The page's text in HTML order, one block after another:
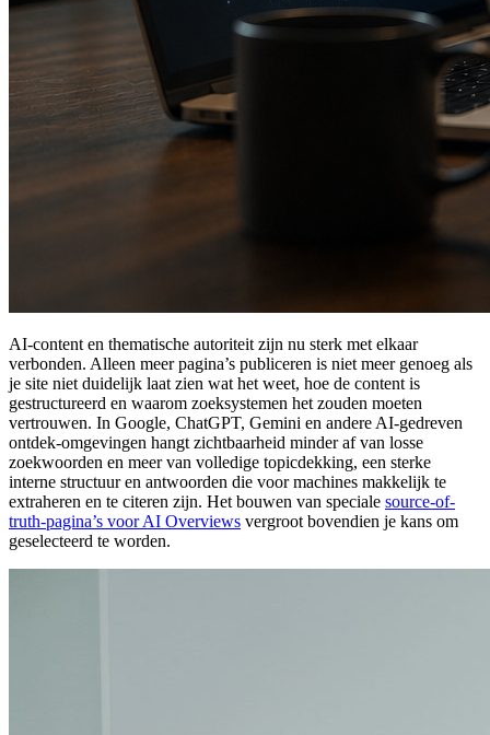
AI-content en thematische autoriteit zijn nu sterk met elkaar
verbonden. Alleen meer pagina’s publiceren is niet meer genoeg als
je site niet duidelijk laat zien wat het weet, hoe de content is
gestructureerd en waarom zoeksystemen het zouden moeten
vertrouwen. In Google, ChatGPT, Gemini en andere AI-gedreven
ontdek-omgevingen hangt zichtbaarheid minder af van losse
zoekwoorden en meer van volledige topicdekking, een sterke
interne structuur en antwoorden die voor machines makkelijk te
extraheren en te citeren zijn. Het bouwen van speciale source-of-
truth-pagina’s voor AI Overviews vergroot bovendien je kans om
geselecteerd te worden.